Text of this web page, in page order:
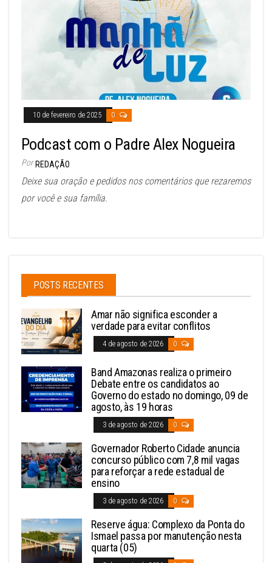
10 de fevereiro de 2025 0
Podcast com o Padre Alex Nogueira
Por REDAÇÃO
Deixe sua oração e pedidos nos comentários que rezaremos
por você e sua família.
POSTS RECENTES
Amar não significa esconder a
verdade para evitar conflitos
4 de agosto de 2026 0
Band Amazonas realiza o primeiro
Debate entre os candidatos ao
Governo do estado no domingo, 09 de
agosto, às 19 horas
3 de agosto de 2026 0
Governador Roberto Cidade anuncia
concurso público com 7,8 mil vagas
para reforçar a rede estadual de
ensino
3 de agosto de 2026 0
Reserve água: Complexo da Ponta do
Ismael passa por manutenção nesta
quarta (05)